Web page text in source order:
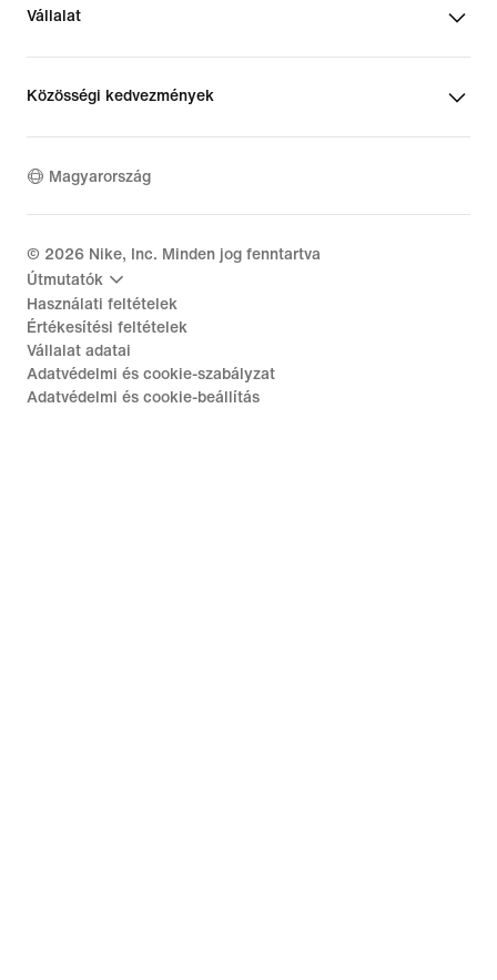
Vállalat
Közösségi kedvezmények
Magyarország
© 2026 Nike, Inc. Minden jog fenntartva
Útmutatók
Használati feltételek
Értékesítési feltételek
Vállalat adatai
Adatvédelmi és cookie-szabályzat
Adatvédelmi és cookie-beállítás